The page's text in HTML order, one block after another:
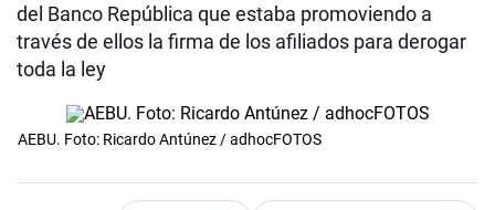
del Banco República que estaba promoviendo a
través de ellos la firma de los afiliados para derogar
toda la ley
AEBU. Foto: Ricardo Antúnez / adhocFOTOS